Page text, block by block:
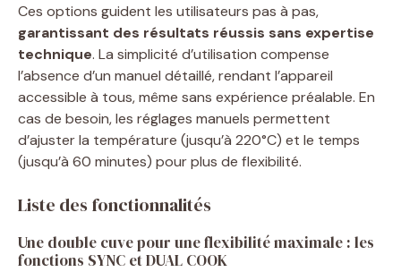
Ces options guident les utilisateurs pas à pas,
garantissant des résultats réussis sans expertise
technique. La simplicité d’utilisation compense
l’absence d’un manuel détaillé, rendant l’appareil
accessible à tous, même sans expérience préalable. En
cas de besoin, les réglages manuels permettent
d’ajuster la température (jusqu’à 220°C) et le temps
(jusqu’à 60 minutes) pour plus de flexibilité.
Liste des fonctionnalités
Une double cuve pour une flexibilité maximale : les
fonctions SYNC et DUAL COOK